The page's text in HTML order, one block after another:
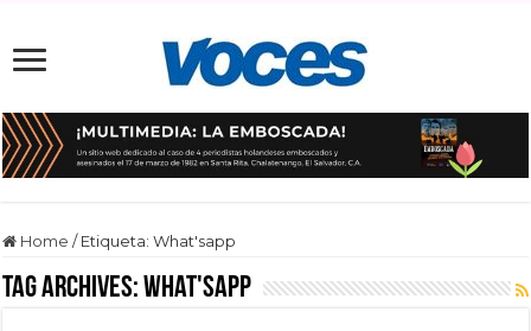
Home / Etiqueta:What'sapp
Tag Archives:What'sapp